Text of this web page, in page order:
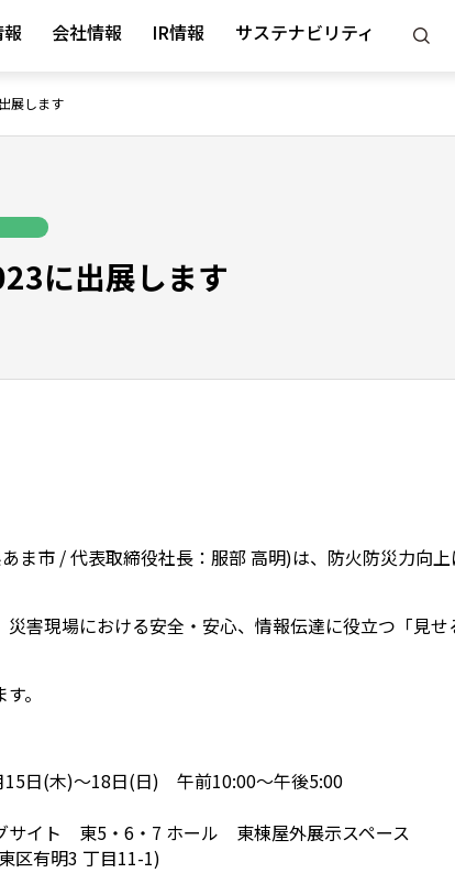
会社情報 IR情報 サステナビリティ
展します
に出展します
ま市 / 代表取締役社長：服部 高明)は、防火防災力向
害現場における安全・安心、情報伝達に役立つ「見
。
15日(木)～18日(日) 午前10:00～午後5:00
サイト 東5・6・7 ホール 東棟屋外展示スペース
区有明3 丁目11-1)